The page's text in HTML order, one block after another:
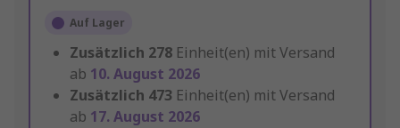
Auf Lager
Zusätzlich 278 Einheit(en) mit Versand
ab 10. August 2026
Zusätzlich 473 Einheit(en) mit Versand
ab 17. August 2026